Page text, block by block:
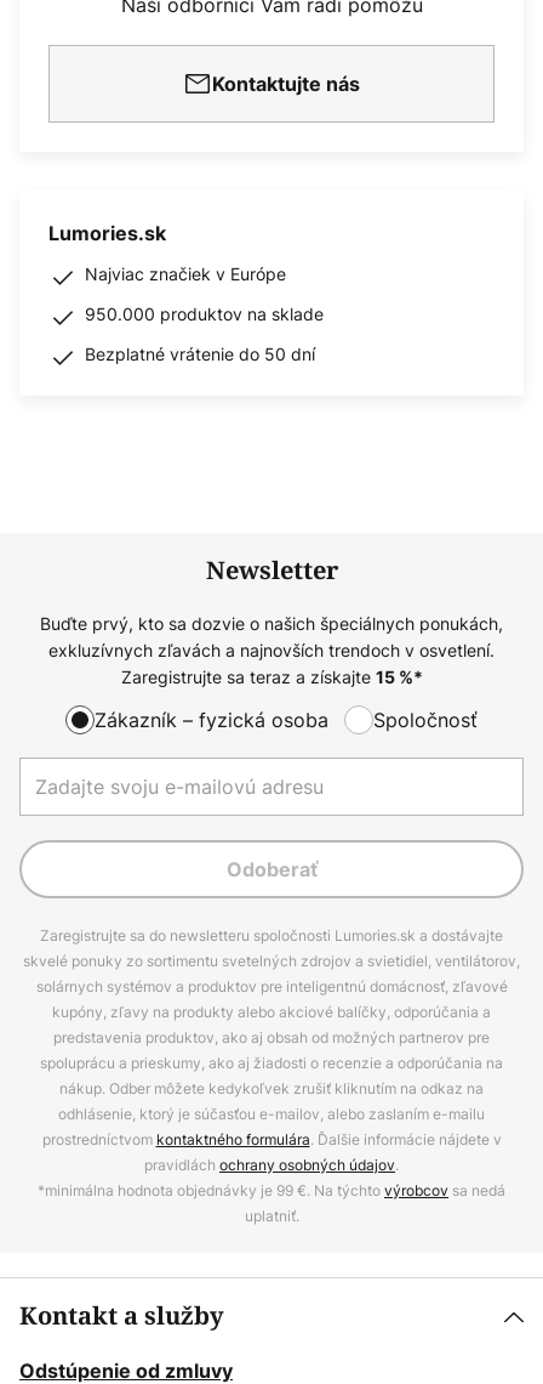
Kontaktujte nás
Lumories.sk
Najviac značiek v Európe
950.000 produktov na sklade
Bezplatné vrátenie do 50 dní
Newsletter
Buďte prvý, kto sa dozvie o našich špeciálnych ponukách,
exkluzívnych zľavách a najnovších trendoch v osvetlení.
Zaregistrujte sa teraz a získajte 15%*
Zákazník – fyzická osoba Spoločnosť
Odoberať
Zaregistrujte sa do newsletteru spoločnosti Lumories.sk a dostávajte
skvelé ponuky zo sortimentu svetelných zdrojov a svietidiel, ventilátorov,
solárnych systémov a produktov pre inteligentnú domácnosť, zľavové
kupóny, zľavy na produkty alebo akciové balíčky, odporúčania a
predstavenia produktov, ako aj obsah od možných partnerov pre
spoluprácu a prieskumy, ako aj žiadosti o recenzie a odporúčania na
nákup. Odber môžete kedykoľvek zrušiť kliknutím na odkaz na
odhlásenie, ktorý je súčasťou e-mailov, alebo zaslaním e-mailu
prostredníctvom kontaktného formulára. Ďalšie informácie nájdete v
pravidlách ochrany osobných údajov.
*minimálna hodnota objednávky je 99 €. Na týchtovýrobcov sa nedá
uplatniť.
Kontakt a služby
Odstúpenie od zmluvy